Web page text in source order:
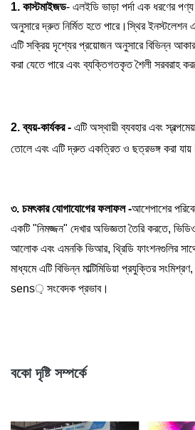
1. কাস্টমাইজড- এলইডি ভাড়া পর্দা এক ধরণের
অনুসারে দ্রুত নির্মিত হতে পারে।স্থির ইনস্টলেশন
এটি সক্রিয় দৃশ্যের প্রয়োজন অনুসারে বিভিন্ন
করা যেতে পারে এবং ব্যক্তিগতকৃত শৈলী সরবরাহ
2. ব্যয়-কার্যকর - এটি অস্থায়ী ব্যবহার এবং
তোলে এবং এটি দ্রুত একত্রিত ও ছত্রভঙ্গ করা
৩. চমৎকার যোগাযোগের ফলাফল -আশেপাশের
একটি "নিমজ্জন" দেখার অভিজ্ঞতা তৈরি করতে,
আলোক এবং এমনকি ভিআর, থ্রিডি ফাংশনগুলির
মাধ্যমে এটি বিভিন্ন মাল্টিমিডিয়া প্রযুক্তির
sens় সংবেদক প্রভাব।
বকো দৃষ্টি সম্পর্কে